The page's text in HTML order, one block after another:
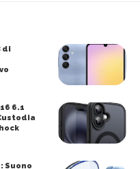
di
6.1
Suono